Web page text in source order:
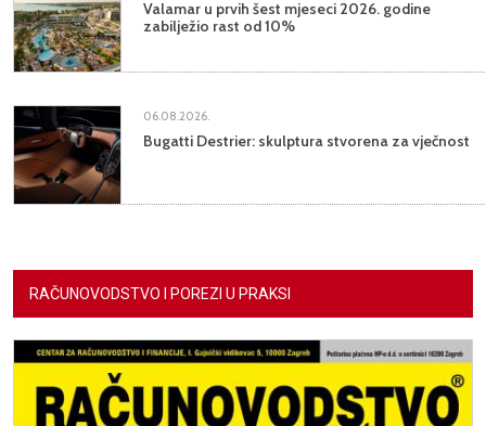
Valamar u prvih šest mjeseci 2026. godine
zabilježio rast od 10%
06.08.2026.
Bugatti Destrier: skulptura stvorena za vječnost
RAČUNOVODSTVO I POREZI U PRAKSI